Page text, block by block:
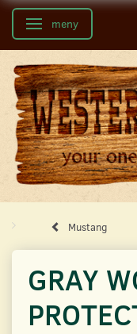
Ändra navigering
meny
Mustang
GRAY